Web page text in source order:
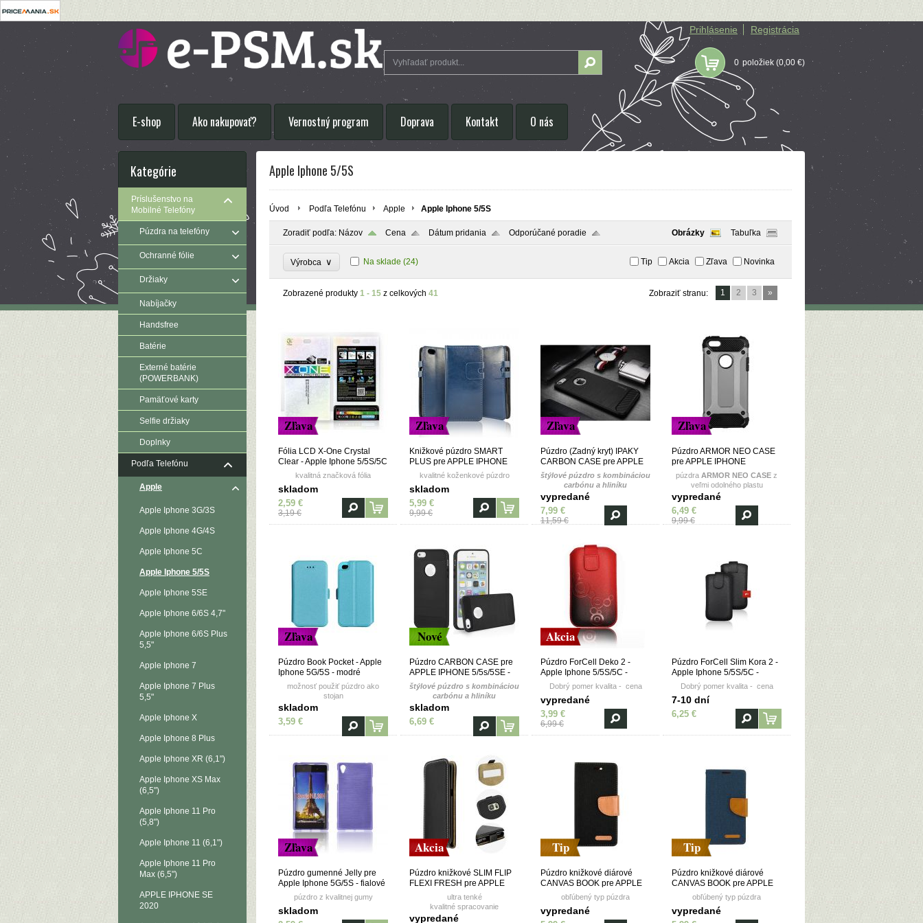
Prihlásenie Registrácia
0 položiek (0,00 €)
E-shop Ako nakupovať? Vernostný program Doprava Kontakt O nás
Kategórie
Príslušenstvo na
Mobilné Telefóny
Púzdra na telefóny
Ochranné fólie
Držiaky
Nabíjačky
Handsfree
Batérie
Externé batérie
(POWERBANK)
Pamäťové karty
Selfie držiaky
Doplnky
Podľa Telefónu
Apple
Apple Iphone 3G/3S
Apple Iphone 4G/4S
Apple Iphone 5C
Apple Iphone 5/5S
Apple Iphone 5SE
Apple Iphone 6/6S 4,7"
Apple Iphone 6/6S Plus
5,5"
Apple Iphone 7
Apple Iphone 7 Plus
5,5"
Apple Iphone X
Apple Iphone 8 Plus
Apple Iphone XR (6,1")
Apple Iphone XS Max
(6,5")
Apple Iphone 11 Pro
(5,8")
Apple Iphone 11 (6,1")
Apple Iphone 11 Pro
Max (6,5")
APPLE IPHONE SE
2020
Apple Iphone 5/5S
Úvod Podľa Telefónu Apple Apple Iphone 5/5S
Zoradiť podľa: Názov Cena Dátum pridania Odporúčané poradie Obrázky Tabuľka
Výrobca ∨ Na sklade (24) Tip Akcia Zľava Novinka
Zobrazené produkty 1 - 15 z celkových 41 Zobraziť stranu: 1 2 3 »
Zľava
Fólia LCD X-One Crystal
Clear - Apple Iphone 5/5S/5C
kvalitná značková fólia
skladom
2,59 €
3,19 €
Zľava
Knižkové púzdro SMART
PLUS pre APPLE IPHONE
5/5S - modré
kvalitné koženkové púzdro
skladom
5,99 €
9,99 €
Zľava
Púzdro (Zadný kryt) IPAKY
CARBON CASE pre APPLE
IPHONE 5/5S/5SE - čierne
štýlové púzdro s kombináciou
carbónu a hliníku
vypredané
7,99 €
11,59 €
Zľava
Púzdro ARMOR NEO CASE
pre APPLE IPHONE
5/5S/5SE - šedé
púzdra ARMOR NEO CASE z
veľmi odolného plastu
vypredané
6,49 €
9,99 €
Zľava
Púzdro Book Pocket - Apple
Iphone 5G/5S - modré
možnosť použiť púzdro ako
stojan
skladom
3,59 €
Nové
Púzdro CARBON CASE pre
APPLE IPHONE 5/5s/5SE -
čierne
štýlové púzdro s kombináciou
carbónu a hliníku
skladom
6,69 €
Akcia
Púzdro ForCell Deko 2 -
Apple Iphone 5/5S/5C -
červené
Dobrý pomer kvalita - cena
vypredané
3,99 €
6,99 €
Púzdro ForCell Slim Kora 2 -
Apple Iphone 5/5S/5C -
čierne
Dobrý pomer kvalita - cena
7-10 dní
6,25 €
Zľava
Púzdro gumenné Jelly pre
Apple Iphone 5G/5S - fialové
púzdro z kvalitnej gumy
skladom
Akcia
Púzdro knižkové SLIM FLIP
FLEXI FRESH pre APPLE
IPHONE 5/5S/5SE - čierne
ultra tenké
kvalitné spracovanie
vanička z TPU (termoplastický
vypredané
Tip
Púzdro knižkové diárové
CANVAS BOOK pre APPLE
IPHONE 5/5S/5SE - čierne
obľúbený typ púzdra
vypredané
Tip
Púzdro knižkové diárové
CANVAS BOOK pre APPLE
IPHONE 5/5S/5SE - navy
obľúbený typ púzdra
vypredané